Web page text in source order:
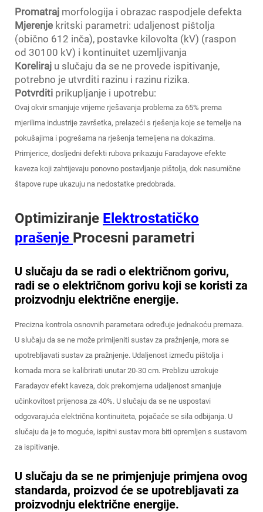
Promatraj morfologija i obrazac raspodjele defekta
Mjerenje kritski parametri: udaljenost pištolja
(obično 612 inča), postavke kilovolta (kV) (raspon
od 30100 kV) i kontinuitet uzemljivanja
Koreliraj u slučaju da se ne provede ispitivanje,
potrebno je utvrditi razinu i razinu rizika.
Potvrditi prikupljanje i upotrebu:
Ovaj okvir smanjuje vrijeme rješavanja problema za 65% prema
mjerilima industrije završetka, prelazeći s rješenja koje se temelje na
pokušajima i pogrešama na rješenja temeljena na dokazima.
Primjerice, dosljedni defekti rubova prikazuju Faradayove efekte
kaveza koji zahtijevaju ponovno postavljanje pištolja, dok nasumične
štapove rupe ukazuju na nedostatke predobrada.
Optimiziranje Elektrostatičko
prašenje Procesni parametri
U slučaju da se radi o električnom gorivu,
radi se o električnom gorivu koji se koristi za
proizvodnju električne energije.
Precizna kontrola osnovnih parametara određuje jednakoću premaza.
U slučaju da se ne može primijeniti sustav za pražnjenje, mora se
upotrebljavati sustav za pražnjenje. Udaljenost između pištolja i
komada mora se kalibrirati unutar 20-30 cm. Preblizu uzrokuje
Faradayov efekt kaveza, dok prekomjerna udaljenost smanjuje
učinkovitost prijenosa za 40%. U slučaju da se ne uspostavi
odgovarajuća električna kontinuiteta, pojačaće se sila odbijanja. U
slučaju da je to moguće, ispitni sustav mora biti opremljen s sustavom
za ispitivanje.
U slučaju da se ne primjenjuje primjena ovog
standarda, proizvod će se upotrebljavati za
proizvodnju električne energije.